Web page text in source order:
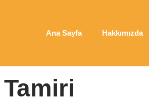
Ana Sayfa Hakkımızda